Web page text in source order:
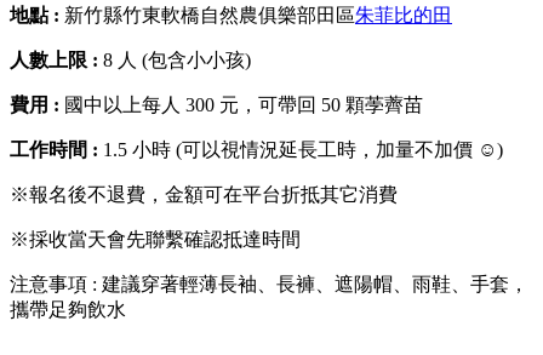
地點 : 新竹縣竹東軟橋自然農俱樂部田區朱菲比的田
人數上限 : 8 人 (包含小小孩)
費用 : 國中以上每人 300 元，可帶回 50 顆荸薺苗
工作時間 : 1.5 小時 (可以視情況延長工時，加量不加價 ☺)
※報名後不退費，金額可在平台折抵其它消費
※採收當天會先聯繫確認抵達時間
注意事項 : 建議穿著輕薄長袖、長褲、遮陽帽、雨鞋、手套，
攜帶足夠飲水